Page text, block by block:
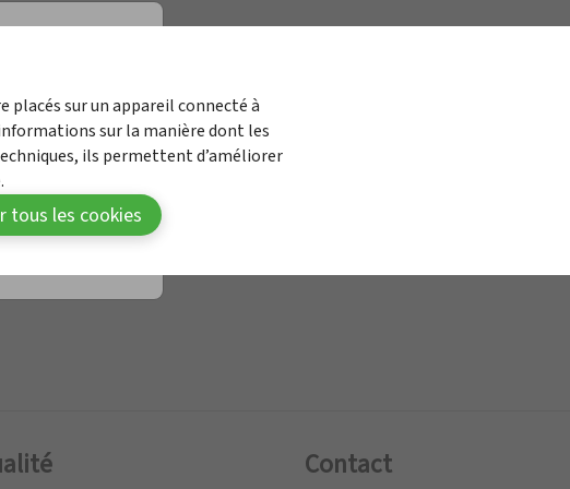
à ce
Contact
Contrôle des Médicaments
placés sur un appareil connecté à
sur la manière dont les
ils permettent d’améliorer
tous les cookies